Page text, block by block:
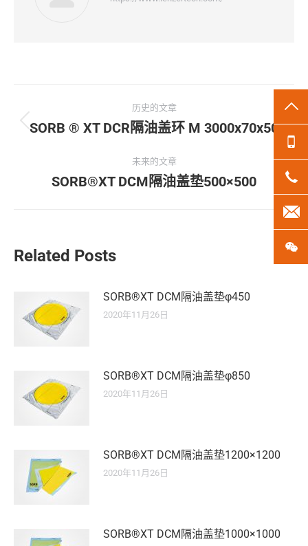
章
历史的文章
历
的
文
SORB ® XT DCR隔油盖环 M 3000x70x50
未来的文章
未
SORB®XT DCM隔油盖垫500×500
Related Posts
SORB®XT DCM隔油盖垫φ450
2020年11月26日
SORB®XT DCM隔油盖垫φ850
2020年11月26日
SORB®XT DCM隔油盖垫1200×1200
2020年11月26日
SORB®XT DCM隔油盖垫1000×1000
微